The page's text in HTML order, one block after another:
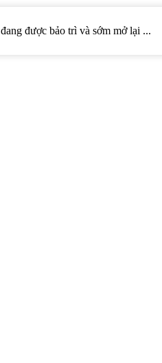
được bảo trì và sớm mở lại ...